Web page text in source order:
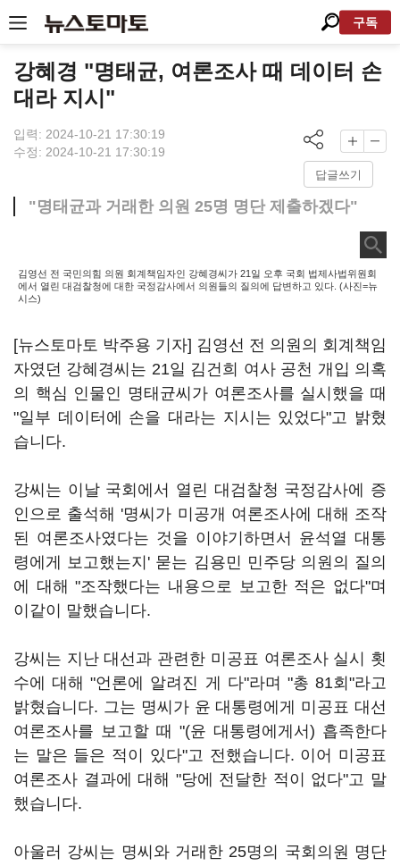
구독
강혜경 "명태균, 여론조사 때 데이터 손
대라 지시"
입력: 2024-10-21 17:30:19
수정: 2024-10-21 17:30:19
답글쓰기
"명태균과 거래한 의원 25명 명단 제출하겠다"
김영선 전 국민의힘 의원 회계책임자인 강혜경씨가 21일 오후 국회 법제사법위원회
에서 열린 대검찰청에 대한 국정감사에서 의원들의 질의에 답변하고 있다. (사진=뉴
시스)
[뉴스토마토 박주용 기자] 김영선 전 의원의 회계책임
자였던 강혜경씨는 21일 김건희 여사 공천 개입 의혹
의 핵심 인물인 명태균씨가 여론조사를 실시했을 때
"일부 데이터에 손을 대라는 지시는 있었다"고 밝혔
습니다.
강씨는 이날 국회에서 열린 대검찰청 국정감사에 증
인으로 출석해 '명씨가 미공개 여론조사에 대해 조작
된 여론조사였다는 것을 이야기하면서 윤석열 대통
령에게 보고했는지' 묻는 김용민 민주당 의원의 질의
에 대해 "조작했다는 내용으로 보고한 적은 없다"며
이같이 말했습니다.
강씨는 지난 대선과 관련한 미공표 여론조사 실시 횟
수에 대해 "언론에 알려진 게 다"라며 "총 81회"라고
밝혔습니다. 그는 명씨가 윤 대통령에게 미공표 대선
여론조사를 보고할 때 "(윤 대통령에게서) 흡족한다
는 말은 들은 적이 있다"고 전했습니다. 이어 미공표
여론조사 결과에 대해 "당에 전달한 적이 없다"고 말
했습니다.
아울러 강씨는 명씨와 거래한 25명의 국회의원 명단